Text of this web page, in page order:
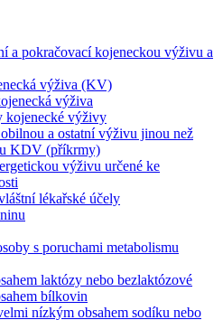
a pokračovací kojeneckou výživu a
výživa (KV)
výživa
kojenecké výživy
a ostatní výživu jinou než
KDV (příkrmy)
výživu určené ke
lékařské účely
s poruchami metabolismu
laktózy nebo bezlaktózové
bílkovin
nízkým obsahem sodíku nebo